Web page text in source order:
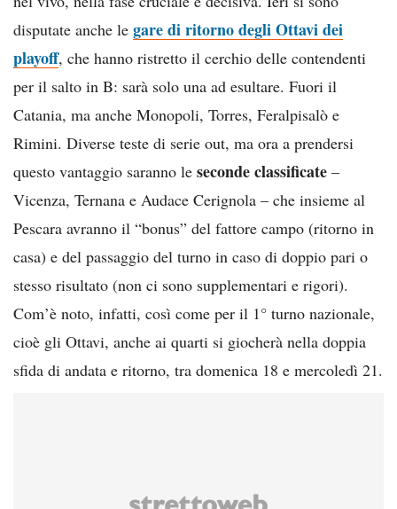
disputate anche le gare di ritorno degli Ottavi dei
playoff, che hanno ristretto il cerchio delle contendenti
per il salto in B: sarà solo una ad esultare. Fuori il
Catania, ma anche Monopoli, Torres, Feralpisalò e
Rimini. Diverse teste di serie out, ma ora a prendersi
questo vantaggio saranno le seconde classificate –
Vicenza, Ternana e Audace Cerignola – che insieme al
Pescara avranno il “bonus” del fattore campo (ritorno in
casa) e del passaggio del turno in caso di doppio pari o
stesso risultato (non ci sono supplementari e rigori).
Com’è noto, infatti, così come per il 1° turno nazionale,
cioè gli Ottavi, anche ai quarti si giocherà nella doppia
sfida di andata e ritorno, tra domenica 18 e mercoledì 21.